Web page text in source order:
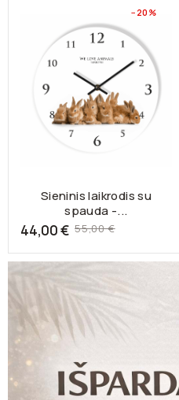
−20%
Sieninis laikrodis su
spauda -...
44,00 € Bazinė
55,00 €